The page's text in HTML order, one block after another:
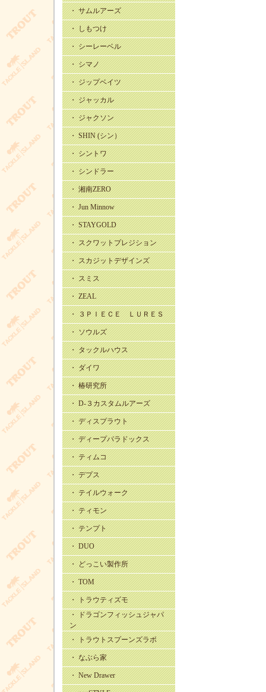
・ サムルアーズ
・ しもつけ
・ シーレーベル
・ シマノ
・ ジップベイツ
・ ジャッカル
・ ジャクソン
・ SHIN (シン）
・ シントワ
・ シンドラー
・ 湘南ZERO
・ Jun Minnow
・ STAYGOLD
・ スクワットプレジション
・ スカジットデザインズ
・ スミス
・ ZEAL
・ ３ＰＩＥＣＥ ＬＵＲＥＳ
・ ソウルズ
・ タックルハウス
・ ダイワ
・ 椿研究所
・ D-３カスタムルアーズ
・ ディスプラウト
・ ディープパラドックス
・ ティムコ
・ デプス
・ テイルウォーク
・ ティモン
・ テンプト
・ DUO
・ どっこい製作所
・ TOM
・ トラウティズモ
・ ドラゴンフィッシュジャパ
ン
・ トラウトスプーンズラボ
・ なぶら家
・ New Drawer